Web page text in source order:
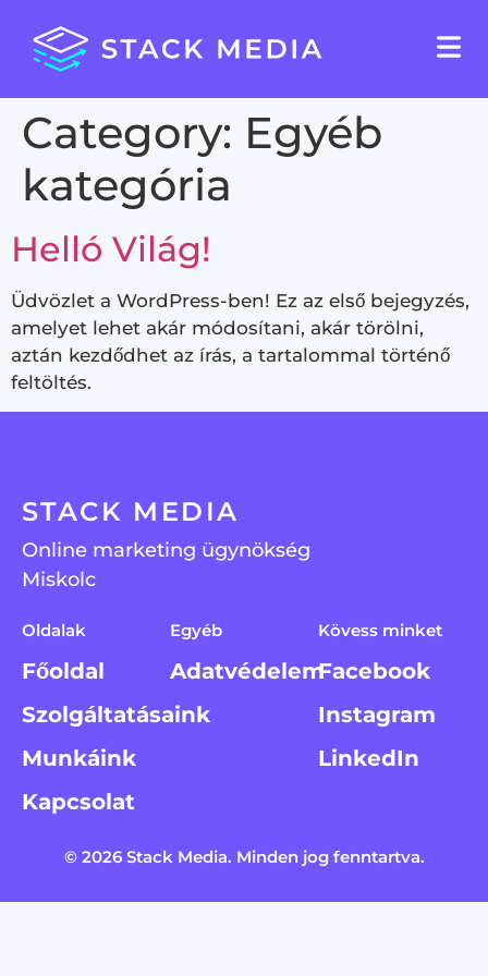
Category: Egyéb
kategória
Helló Világ!
Üdvözlet a WordPress-ben! Ez az első bejegyzés,
amelyet lehet akár módosítani, akár törölni,
aztán kezdődhet az írás, a tartalommal történő
feltöltés.
STACK MEDIA
Online marketing ügynökség
Miskolc
Oldalak
Főoldal
Szolgáltatásaink
Munkáink
Kapcsolat
Egyéb
Adatvédelem
Kövess minket​
Facebook
Instagram
LinkedIn
© 2026 Stack Media. Minden jog fenntartva.